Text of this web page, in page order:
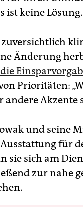
ist keine
Änderung
Prioritäten:
andere Akzente
und seine
für
sie sich am
zur nahe